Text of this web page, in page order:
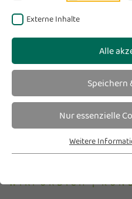
Externe Inhalte
Alle
Speichern
Nur essenzielle
Weitere
WIRFÜRDICH |